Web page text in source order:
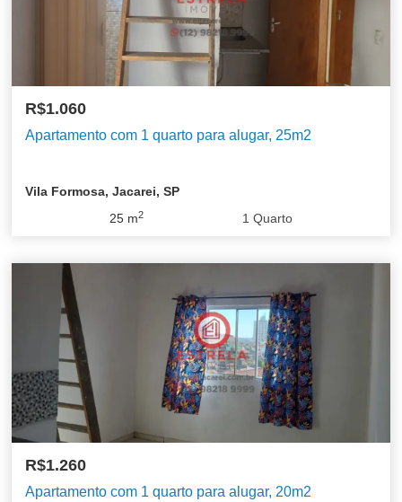
R$1.060
Apartamento com 1 quarto para alugar, 25m2
Vila Formosa, Jacarei, SP
25 m2 1 Quarto
R$1.260
Apartamento com 1 quarto para alugar, 20m2